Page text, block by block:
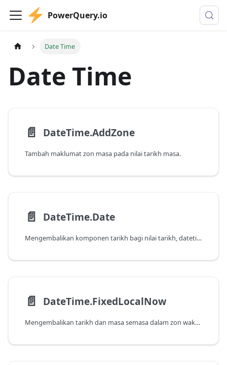
PowerQuery.io
Date Time
Date Time
📄️ DateTime.AddZone
Tambah maklumat zon masa pada nilai tarikh masa.
📄️ DateTime.Date
Mengembalikan komponen tarikh bagi nilai tarikh, datetime atau datetimezone yang ditentukan.
📄️ DateTime.FixedLocalNow
Mengembalikan tarikh dan masa semasa dalam zon waktu tempatan. Nilai ini adalah tetap dan tidak akan berubah dengan panggilan berikutnya.